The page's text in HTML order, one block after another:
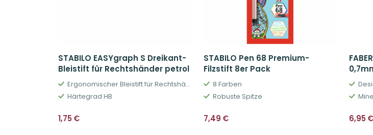
STABILO EASYgraph S Dreikant-
Bleistift für Rechtshänder petrol
Ergonomischer Bleistift für Rechtshänder
Härtegrad HB
1,75 €
STABILO Pen 68 Premium-
Filzstift 8er Pack
8 Farben
Robuste Spitze
7,49 € 6,95 €